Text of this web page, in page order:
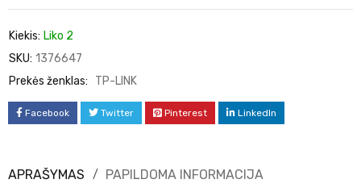
Kiekis: Liko 2
SKU: 1376647
Prekės ženklas:
TP-LINK
Facebook Twitter Pinterest LinkedIn
APRAŠYMAS PAPILDOMA INFORMACIJA